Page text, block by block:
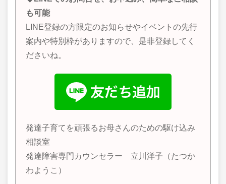
も可能
LINE登録の方限定のお知らせやイベントの先行
案内や特別枠がありますので、是非登録してく
ださいね。
発達子育てを頑張るお母さんのための駆け込み
相談室
発達障害専門カウンセラー 立川洋子（たつか
わようこ）